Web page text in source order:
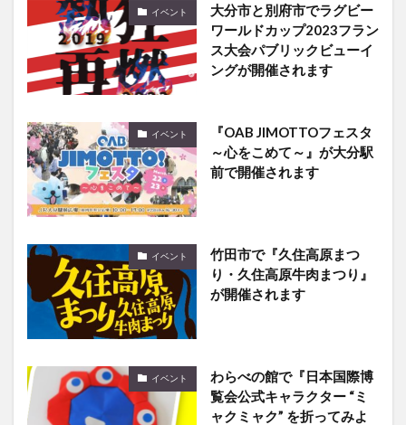
イベント
大分市と別府市でラグビー
ワールドカップ2023フラン
ス大会パブリックビューイ
ングが開催されます
イベント
『OAB JIMOTTOフェスタ
～心をこめて～』が大分駅
前で開催されます
イベント
竹田市で『久住高原まつ
り・久住高原牛肉まつり』
が開催されます
イベント
わらべの館で『日本国際博
覧会公式キャラクター “ミ
ャクミャク” を折ってみよ